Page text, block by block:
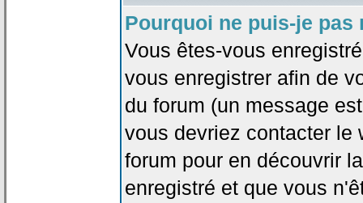
Pourquoi ne puis-je pas
Vous êtes-vous
vous enregistrer afin de
du forum (un message
vous devriez contacter le
forum pour en découvrir
enregistré et que vous